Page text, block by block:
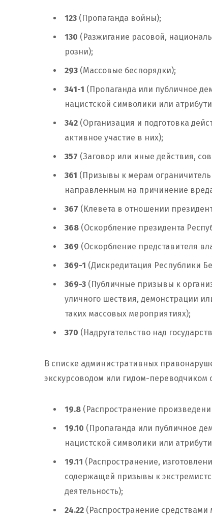
123 (Пропаганда войны);
130 (Разжигание расовой,
розни);
293 (Массовые беспорядки);
341-1 (Пропаганда или публичное
нацистской символики или
342 (Организация и подготовка
активное участие в них);
357 (Заговор или иные действия,
361 (Призывы к мерам
направленным на причинение
367 (Клевета в отношении
368 (Оскорбление президента
369 (Оскорбление представителя
369-1 (Дискредитация Республики
369-3 (Публичные призывы к
уличного шествия, демонстрации
таких массовых мероприятиях);
370 (Надругательство над
В списке административных
экскурсоводом или гидом-переводчиком
19.8 (Распространение
19.10 (Пропаганда или публичное
нацистской символики или
19.11 (Распространение,
содержащей призывы к
деятельность);
24.22 (Распространение